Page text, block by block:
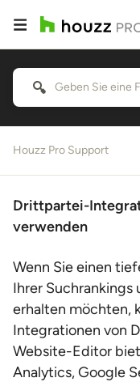
Houzz Pro Support
Drittpartei-
verwenden
Wenn Sie einen
Ihrer
erhalten möchten,
Integrationen von
Website-Editor
Analytics, Google